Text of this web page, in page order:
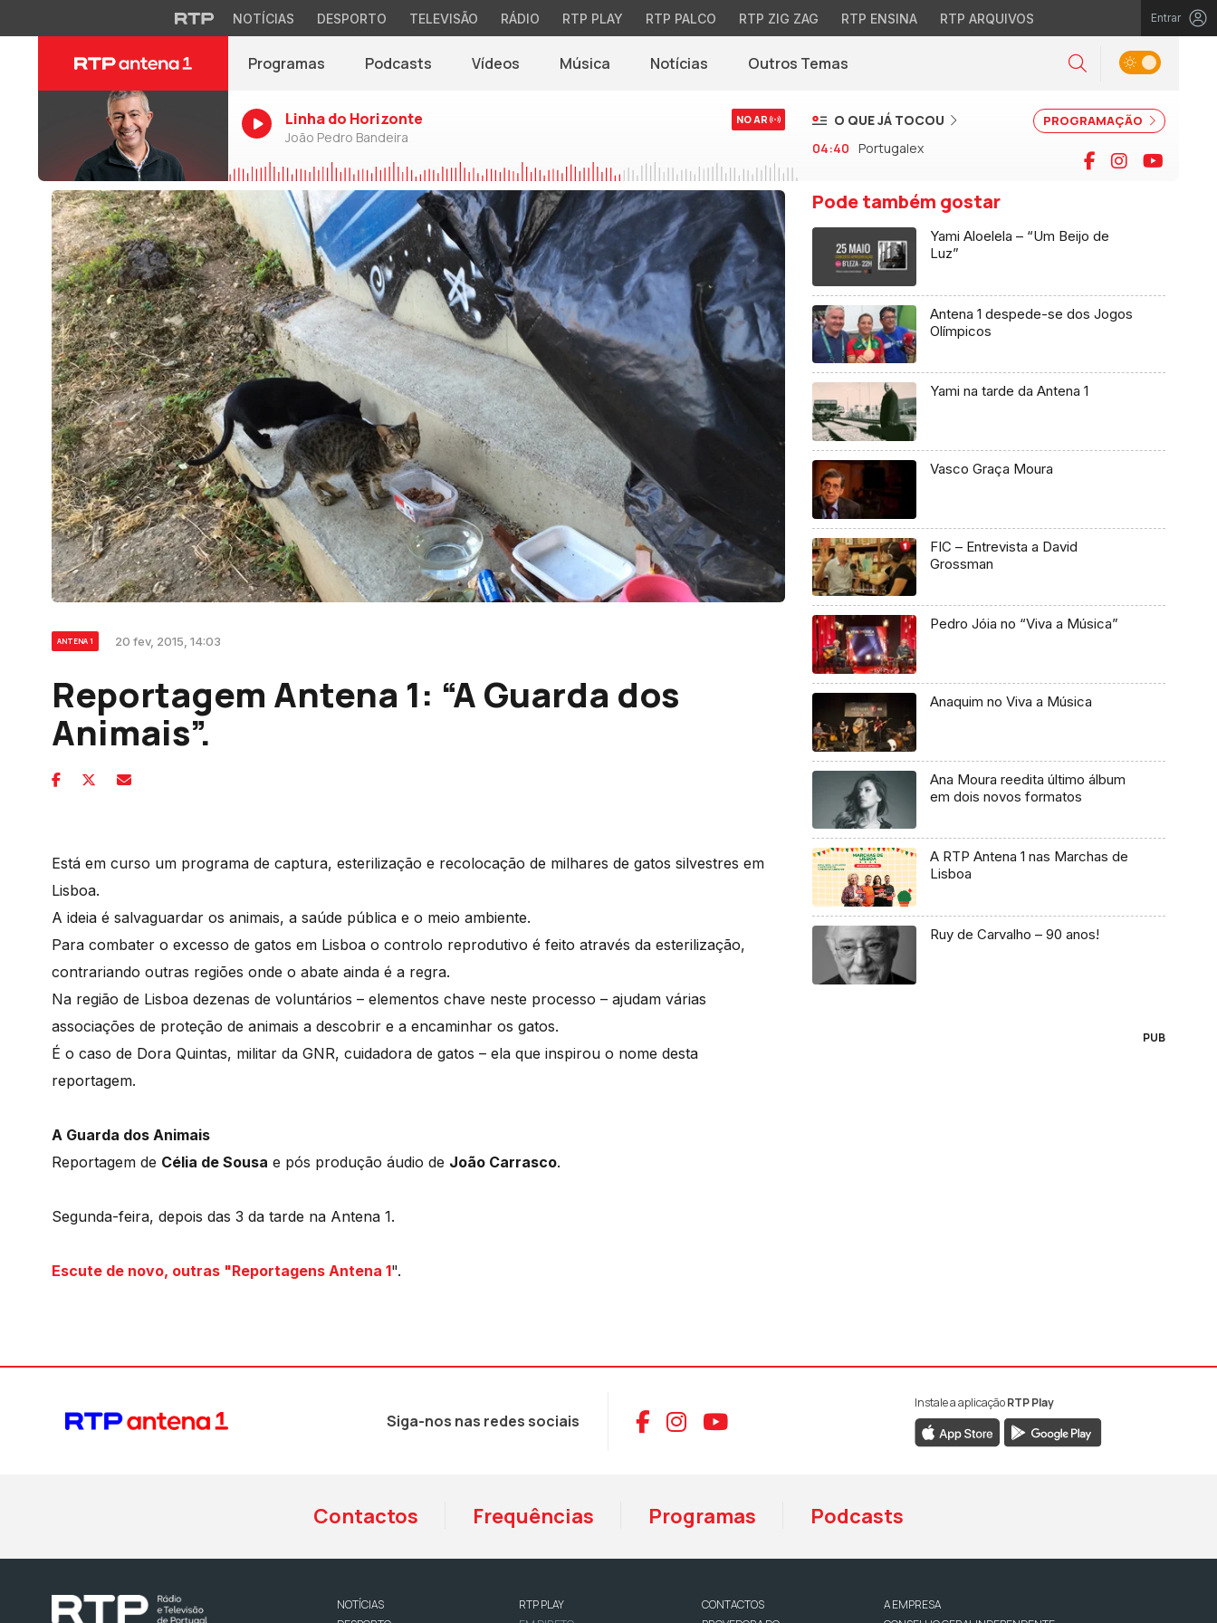
NOTÍCIAS DESPORTO TELEVISÃO RÁDIO RTP PLAY RTP PALCO RTP ZIG ZAG RTP ENSINA RTP ARQUIVOS Entrar
Programas Podcasts Vídeos Música Notícias(abre em nova janela)
Outros Temas Pesquisar
Alternar tema
Linha do Horizonte
João Pedro Bandeira
NO AR PROGRAMAÇÃO
O QUE JÁ TOCOU
04:40 Portugalex Facebook
Instagram
ANTENA 1 20 fev, 2015, 14:03
Reportagem Antena 1: “A Guarda dos
Animais”.
Está em curso um programa de captura, esterilização e recolocação de milhares de gatos silvestres em
Lisboa.
A ideia é salvaguardar os animais, a saúde pública e o meio ambiente.
Para combater o excesso de gatos em Lisboa o controlo reprodutivo é feito através da esterilização,
contrariando outras regiões onde o abate ainda é a regra.
Na região de Lisboa dezenas de voluntários – elementos chave neste processo – ajudam várias
associações de proteção de animais a descobrir e a encaminhar os gatos.
É o caso de Dora Quintas, militar da GNR, cuidadora de gatos – ela que inspirou o nome desta
reportagem.
A Guarda dos Animais
Reportagem de Célia de Sousa e pós produção áudio de João Carrasco.
Segunda-feira, depois das 3 da tarde na Antena 1.
Escute de novo, outras "Reportagens Antena 1".
Pode também gostar
Yami Aloelela – “Um Beijo de
Luz”
Antena 1 despede-se dos Jogos
Olímpicos
Yami na tarde da Antena 1
Vasco Graça Moura
FIC – Entrevista a David
Grossman
Pedro Jóia no “Viva a Música”
Anaquim no Viva a Música
Ana Moura reedita último álbum
em dois novos formatos
A RTP Antena 1 nas Marchas de
Lisboa
Ruy de Carvalho – 90 anos!
PUB
Siga-nos nas redes sociais Aceder ao Facebook da RTP Antena 1
Aceder ao Instagram da RTP Antena 1
Aceder ao YouTube da RTP Antena 1
Instale a aplicaçãoRTP Play
Contactos Frequências Programas Podcasts
NOTÍCIAS
RTP PLAY
CONTACTOS
A EMPRESA